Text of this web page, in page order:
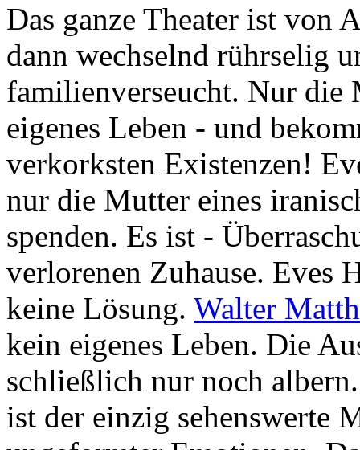
Das ganze Theater ist von
dann wechselnd rührselig
familienverseucht. Nur die
eigenes Leben - und
verkorksten Existenzen!
nur die Mutter eines
spenden. Es ist -
verlorenen Zuhause. Eves
keine Lösung. Walter
kein eigenes Leben. Die
schließlich nur noch
ist der einzig sehenswerte